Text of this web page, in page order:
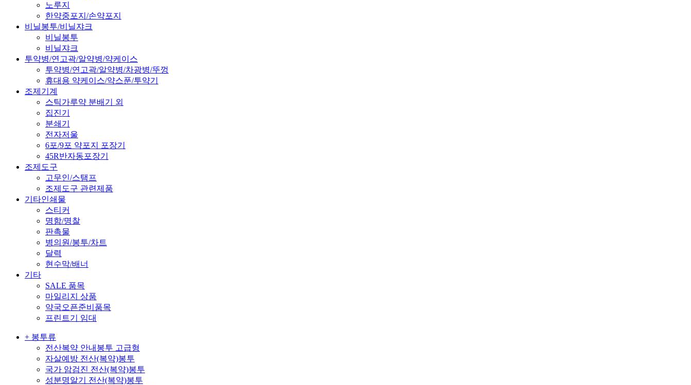
노루지
한약중포지/손약포지
비닐봉투/비닐쟈크
비닐봉투
비닐쟈크
투약병/연고곽/알약병/약케이스
투약병/연고곽/알약병/차광병/뚜껑
휴대용 약케이스/약스푼/투약기
조제기계
스틱가루약 분배기 외
집진기
분쇄기
전자저울
6포/9포 약포지 포장기
45R반자동포장기
조제도구
고무인/스탬프
조제도구 관련제품
기타인쇄물
스티커
명함/명찰
판촉물
병의원/봉투/차트
달력
현수막/배너
기타
SALE 품목
마일리지 상품
약국오픈준비품목
프린트기 임대
+ 봉투류
전산복약 안내봉투 고급형
자살예방 전산(복약)봉투
국가 암검진 전산(복약)봉투
성분명알기 전산(복약)봉투